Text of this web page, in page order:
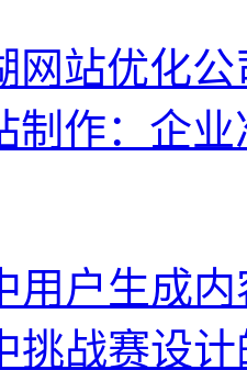
网站优化
制作：企
用户生成
挑战赛设